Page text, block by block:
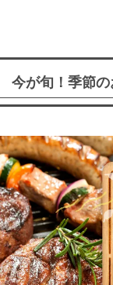
今が旬！季節